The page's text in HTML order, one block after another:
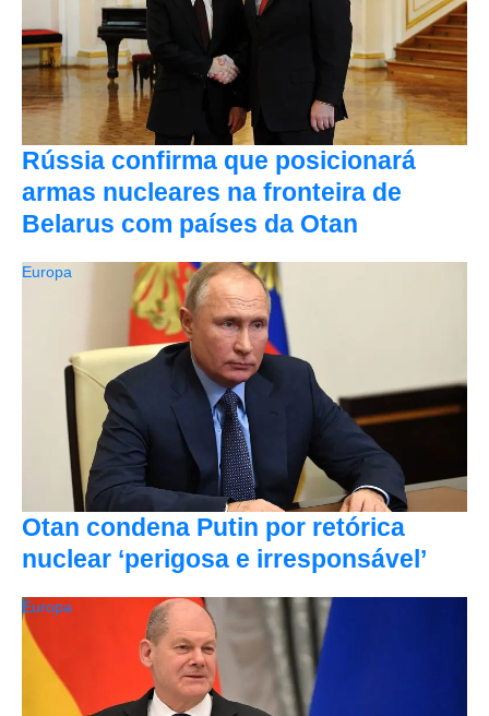
Rússia confirma que posicionará
armas nucleares na fronteira de
Belarus com países da Otan
Otan condena Putin por retórica
nuclear ‘perigosa e irresponsável’
Europa
Europa